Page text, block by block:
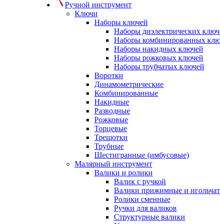
Ручной инструмент
Ключи
Наборы ключей
Наборы диэлектрических
Наборы комбинированных
Наборы накидных ключей
Наборы рожковых ключей
Наборы трубчатых ключей
Воротки
Динамометрические
Комбинированные
Накидные
Разводные
Рожковые
Торцевые
Трещотки
Трубные
Шестигранные (имбусовые)
Малярный инструмент
Валики и ролики
Валик с ручкой
Валики прижимные и
Ролики сменные
Ручки для валиков
Структурные валики